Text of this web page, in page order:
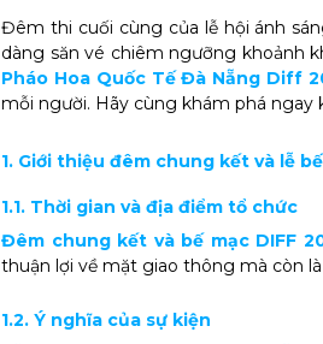
Đêm thi cuối cùng của lễ hội ánh
dàng săn vé chiêm ngưỡng khoảnh
Pháo Hoa Quốc Tế Đà Nẵng Diff
mỗi người. Hãy cùng khám phá ngay
1. Giới thiệu đêm chung kết và lễ
1.1. Thời gian và địa điểm tổ chức
Đêm chung kết và bế mạc DIFF
thuận lợi về mặt giao thông mà còn
1.2. Ý nghĩa của sự kiện